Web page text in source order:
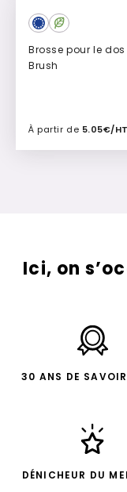
Brosse pour le dos
Brush
À partir de 5.05€/HT
Ajouter à mon
Ici, on
30 ANS DE
DÉNICHEUR DU